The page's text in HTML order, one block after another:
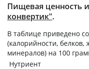
Пищевая ценность
конвертик".
В таблице приведено
(калорийности, белков,
минералов) на 100
Нутриент